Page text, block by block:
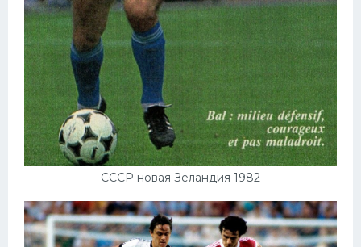
СССР новая Зеландия 1982